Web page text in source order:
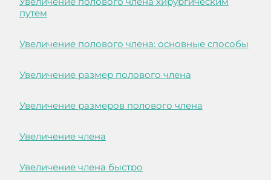
путем
Увеличение полового члена: основные способы
Увеличение размер полового члена
Увеличение размеров полового члена
Увеличение члена
Увеличение члена быстро